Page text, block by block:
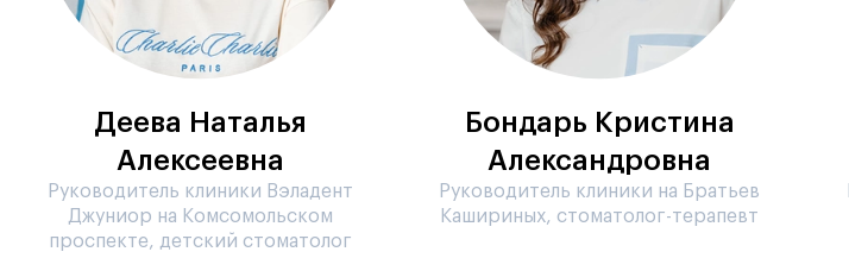
Деева Наталья
Алексеевна
Руководитель клиники Вэладент
Джуниор на Комсомольском
проспекте, детский стоматолог
Бондарь Кристина
Александровна
Руководитель клиники на Братьев
Кашириных, стоматолог-терапевт